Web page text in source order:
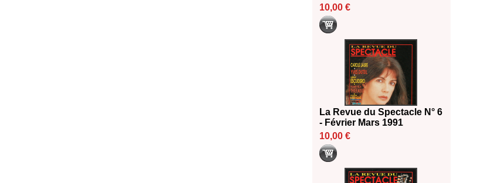
10,00 €
La Revue du Spectacle N° 6
- Février Mars 1991
10,00 €